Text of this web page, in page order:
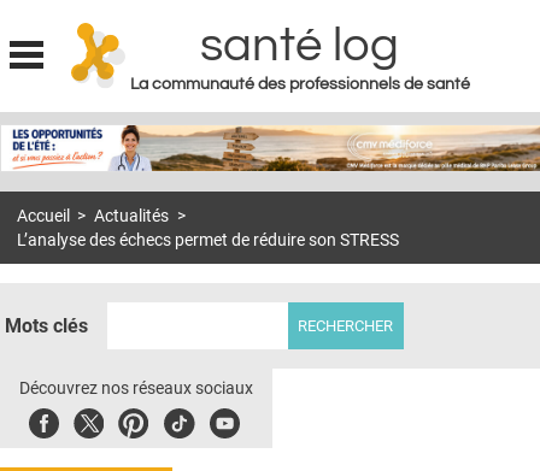
Jump to navigation
santé log
La communauté des professionnels de santé
MON COMPTE
S'ABONNER À LA REVUE SOIN À DOMICILE
DOSSIERS
E-REVUE SAD
Accueil > Actualités >
L’analyse des échecs permet de réduire son STRESS
Mots clés
Découvrez nos réseaux sociaux
FacebookTwitterPinterest
TiktokYoubute